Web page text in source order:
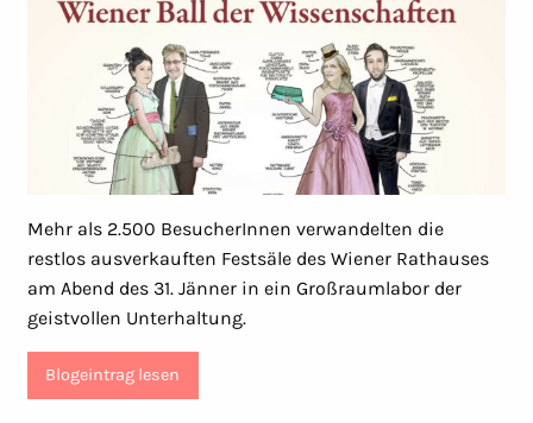
Mehr als 2.500 BesucherInnen verwandelten die
restlos ausverkauften Festsäle des Wiener Rathauses
am Abend des 31. Jänner in ein Großraumlabor der
geistvollen Unterhaltung.
Blogeintrag lesen